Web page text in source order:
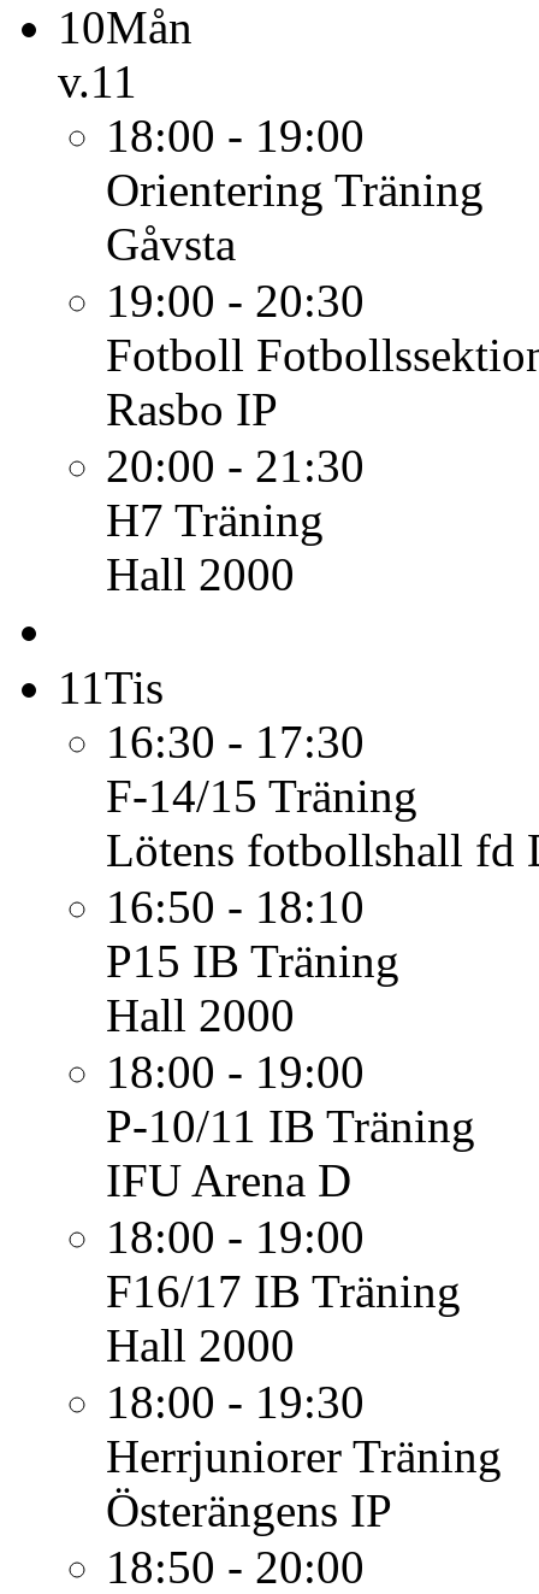
10Mån
v.11
18:00 - 19:00
Orientering Träning
Gåvsta
19:00 - 20:30
Fotboll
Rasbo IP
20:00 - 21:30
H7 Träning
Hall 2000
11Tis
16:30 - 17:30
F-14/15 Träning
Lötens fotbollshall fd
16:50 - 18:10
P15 IB Träning
Hall 2000
18:00 - 19:00
P-10/11 IB Träning
IFU Arena D
18:00 - 19:00
F16/17 IB Träning
Hall 2000
18:00 - 19:30
Herrjuniorer Träning
Österängens IP
18:50 - 20:00